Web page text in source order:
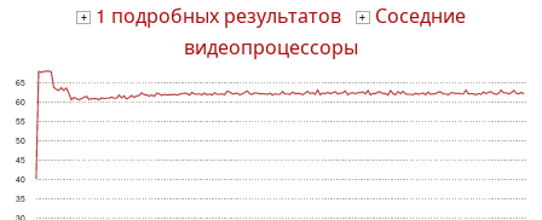
+ 1 подробных результатов + Соседние
видеопроцессоры
35
40
45
50
55
60
65